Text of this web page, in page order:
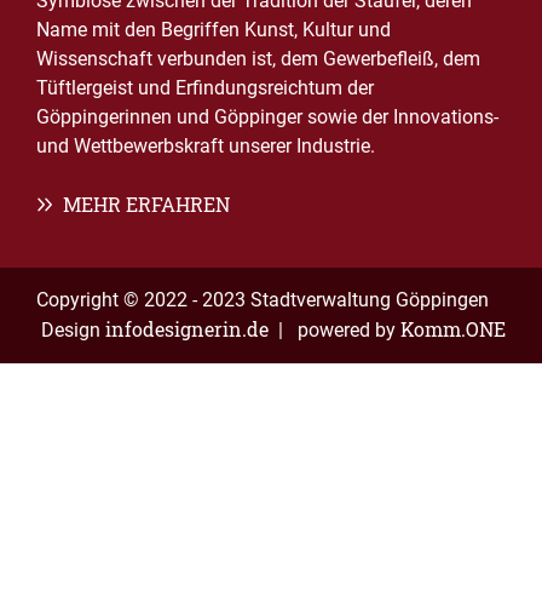
Name mit den Begriffen Kunst, Kultur und
Wissenschaft verbunden ist, dem Gewerbefleiß, dem
Tüftlergeist und Erfindungsreichtum der
Göppingerinnen und Göppinger sowie der Innovations-
und Wettbewerbskraft unserer Industrie.
MEHR ERFAHREN
Copyright © 2022 - 2023 Stadtverwaltung Göppingen
Design infodesignerin.de | powered by Komm.ONE